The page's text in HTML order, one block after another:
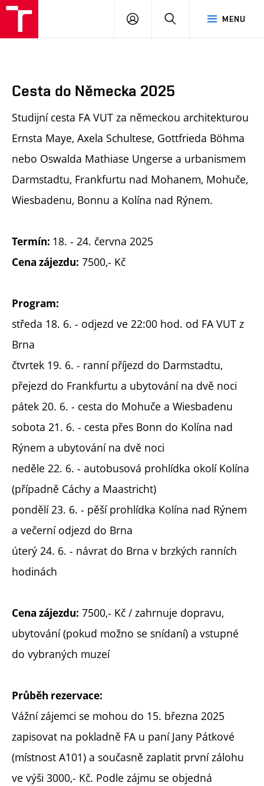
MENU
PŘIHLÁSIT
Cesta do Německa 2025
Studijní cesta FA VUT za německou architekturou
Ernsta Maye, Axela Schultese, Gottfrieda Böhma
nebo Oswalda Mathiase Ungerse a urbanismem
Darmstadtu, Frankfurtu nad Mohanem, Mohuče,
Wiesbadenu, Bonnu a Kolína nad Rýnem.
Termín: 18. - 24. června 2025
Cena zájezdu: 7500,- Kč
Program:
středa 18. 6. - odjezd ve 22:00 hod. od FA VUT z
Brna
čtvrtek 19. 6. - ranní příjezd do Darmstadtu,
přejezd do Frankfurtu a ubytování na dvě noci
pátek 20. 6. - cesta do Mohuče a Wiesbadenu
sobota 21. 6. - cesta přes Bonn do Kolína nad
Rýnem a ubytování na dvě noci
neděle 22. 6. - autobusová prohlídka okolí Kolína
(případně Cáchy a Maastricht)
pondělí 23. 6. - pěší prohlídka Kolína nad Rýnem
a večerní odjezd do Brna
úterý 24. 6. - návrat do Brna v brzkých ranních
hodinách
Cena zájezdu: 7500,- Kč / zahrnuje dopravu,
ubytování (pokud možno se snídaní) a vstupné
do vybraných muzeí
Průběh rezervace:
Vážní zájemci se mohou do 15. března 2025
zapisovat na pokladně FA u paní Jany Pátkové
(místnost A101) a současně zaplatit první zálohu
ve výši 3000,- Kč. Podle zájmu se objedná